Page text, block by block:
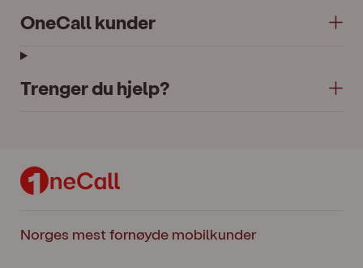
OneCall kunder
Trenger du hjelp?
Norges mest fornøyde mobilkunder